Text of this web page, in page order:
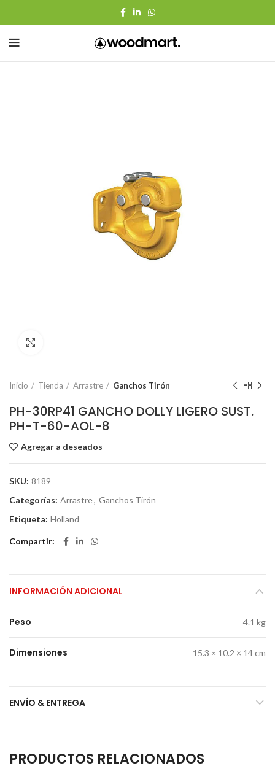
Inicio Tienda Arrastre Ganchos Tirón
PH-30RP41 GANCHO DOLLY LIGERO SUST.
PH-T-60-AOL-8
Agregar a deseados
SKU: 8189
Categorías: Arrastre, Ganchos Tirón
Etiqueta: Holland
Compartir
INFORMACIÓN ADICIONAL
Peso 4.1 kg
Dimensiones 15.3 × 10.2 × 14 cm
ENVÍO & ENTREGA
PRODUCTOS RELACIONADOS